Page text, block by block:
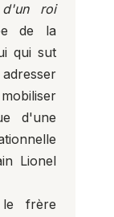
roi
de la
qui sut
d'une
Lionel
le frère